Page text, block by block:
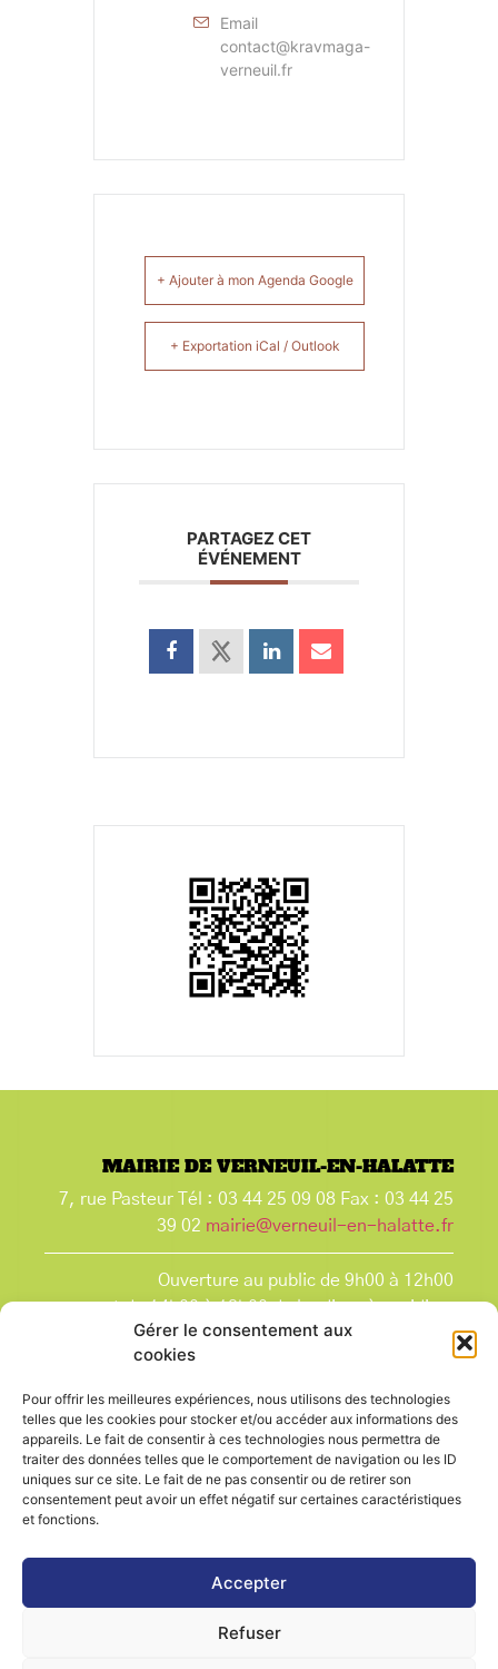
Gérer le consentement aux
cookies
Pour offrir les meilleures expériences, nous utilisons des technologies
telles que les cookies pour stocker et/ou accéder aux informations des
appareils. Le fait de consentir à ces technologies nous permettra de
traiter des données telles que le comportement de navigation ou les ID
uniques sur ce site. Le fait de ne pas consentir ou de retirer son
consentement peut avoir un effet négatif sur certaines caractéristiques
et fonctions.
Accepter
Refuser
Email
contact@kravmaga-
verneuil.fr
+ Ajouter à mon Agenda Google
+ Exportation iCal / Outlook
PARTAGEZ CET
ÉVÉNEMENT
MAIRIE DE VERNEUIL-EN-HALATTE
7, rue Pasteur Tél : 03 44 25 09 08 Fax : 03 44 25
39 02 mairie@verneuil-en-halatte.fr
Ouverture au public de 9h00 à 12h00
et de 14h00 à 18h00 du lundi après-midi au
vendredi,
et le samedi de 9h00 à 12h00.
que les jours fériés.